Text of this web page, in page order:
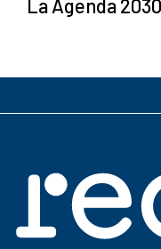
La Agenda